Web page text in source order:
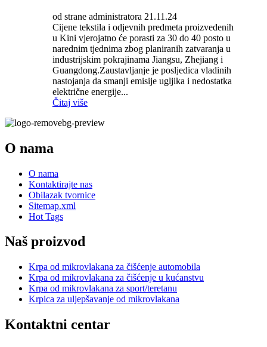
od strane administratora 21.11.24
Cijene tekstila i odjevnih predmeta proizvedenih
u Kini vjerojatno će porasti za 30 do 40 posto u
narednim tjednima zbog planiranih zatvaranja u
industrijskim pokrajinama Jiangsu, Zhejiang i
Guangdong.Zaustavljanje je posljedica vladinih
nastojanja da smanji emisije ugljika i nedostatka
električne energije...
Čitaj više
O nama
O nama
Kontaktirajte nas
Obilazak tvornice
Sitemap.xml
Hot Tags
Naš proizvod
Krpa od mikrovlakana za čišćenje automobila
Krpa od mikrovlakana za čišćenje u kućanstvu
Krpa od mikrovlakana za sport/teretanu
Krpica za uljepšavanje od mikrovlakana
Kontaktni centar